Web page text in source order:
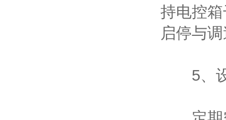
持电控
启停与
5、设